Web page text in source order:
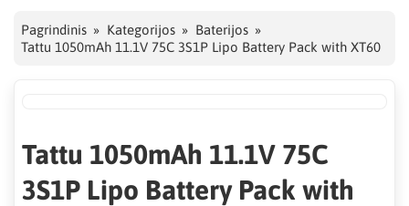
Pagrindinis Kategorijos
Baterijos
Tattu 1050mAh 11.1V 75C 3S1P Lipo Battery Pack with XT60
Tattu 1050mAh 11.1V 75C
3S1P Lipo Battery Pack with